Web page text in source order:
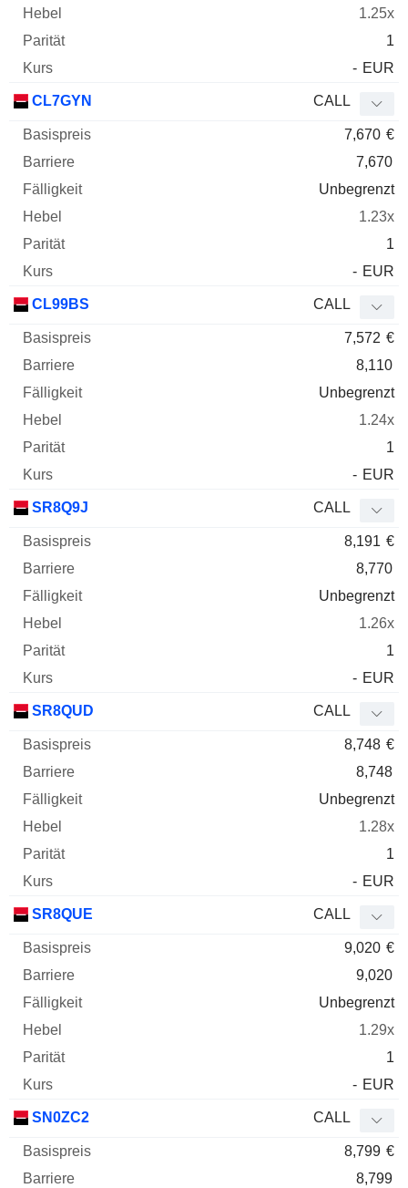
1.25x
1
- EUR
CL7GYN CALL
7,670 €
7,670
Unbegrenzt
1.23x
1
- EUR
CL99BS CALL
7,572 €
8,110
Unbegrenzt
1.24x
1
- EUR
SR8Q9J CALL
8,191 €
8,770
Unbegrenzt
1.26x
1
- EUR
SR8QUD CALL
8,748 €
8,748
Unbegrenzt
1.28x
1
- EUR
SR8QUE CALL
9,020 €
9,020
Unbegrenzt
1.29x
1
- EUR
SN0ZC2 CALL
8,799 €
8,799